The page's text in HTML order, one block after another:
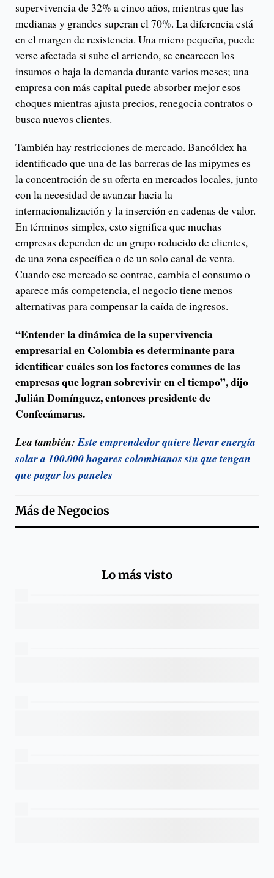
supervivencia de 32% a cinco años, mientras que las
medianas y grandes superan el 70%. La diferencia está
en el margen de resistencia. Una micro pequeña, puede
verse afectada si sube el arriendo, se encarecen los
insumos o baja la demanda durante varios meses; una
empresa con más capital puede absorber mejor esos
choques mientras ajusta precios, renegocia contratos o
busca nuevos clientes.
También hay restricciones de mercado. Bancóldex ha
identificado que una de las barreras de las mipymes es
la concentración de su oferta en mercados locales, junto
con la necesidad de avanzar hacia la
internacionalización y la inserción en cadenas de valor.
En términos simples, esto significa que muchas
empresas dependen de un grupo reducido de clientes,
de una zona específica o de un solo canal de venta.
Cuando ese mercado se contrae, cambia el consumo o
aparece más competencia, el negocio tiene menos
alternativas para compensar la caída de ingresos.
“Entender la dinámica de la supervivencia
empresarial en Colombia es determinante para
identificar cuáles son los factores comunes de las
empresas que logran sobrevivir en el tiempo”, dijo
Julián Domínguez, entonces presidente de
Confecámaras.
Lea también:Este emprendedor quiere llevar energía
solar a 100.000 hogares colombianos sin que tengan
que pagar los paneles
Más deNegocios
Lo más visto